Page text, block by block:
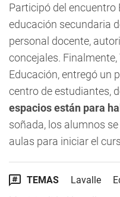
Participó del encuentro
educación secundaria
personal docente,
concejales.
Educación, entregó un
centro de estudiantes,
espacios están para
soñada, los alumnos
aulas para iniciar el
TEMAS Lavalle